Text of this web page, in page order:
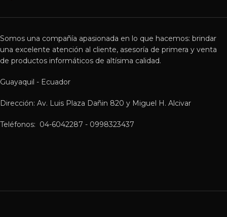
Somos una compañía apasionada en lo que hacemos: brindar
una excelente atención al cliente, asesoría de primera y venta
de productos informáticos de altísima calidad.
Guayaquil - Ecuador
Dirección: Av. Luis Plaza Dañin 820 y Miguel H. Alcivar
Teléfonos: 04-6042287 - 0998323437